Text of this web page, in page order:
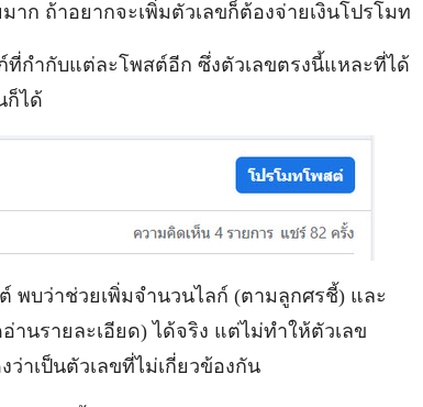
าก ถ้าอยากจะเพิ่มตัวเลขก็ต้องจ่ายเงินโปรโมท
ที่กำกับแต่ละโพสต์อีก ซึ่งตัวเลขตรงนี้แหละที่ได้
ก็ได้
พบว่าช่วยเพิ่มจำนวนไลก์ (ตามลูกศรชี้) และ
นรายละเอียด) ได้จริง แต่ไม่ทำให้ตัวเลข
าเป็นตัวเลขที่ไม่เกี่ยวข้องกัน